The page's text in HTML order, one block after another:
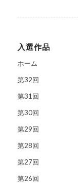
入選作品
ホーム
第32回
第31回
第30回
第29回
第28回
第27回
第26回